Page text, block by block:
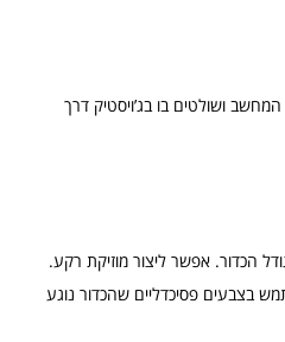
ושולטים בו בג’ויסטיק דרך
הכדור. אפשר ליצור מוזיקת רקע.
בצבעים פסיכדליים שהכדור נוגע